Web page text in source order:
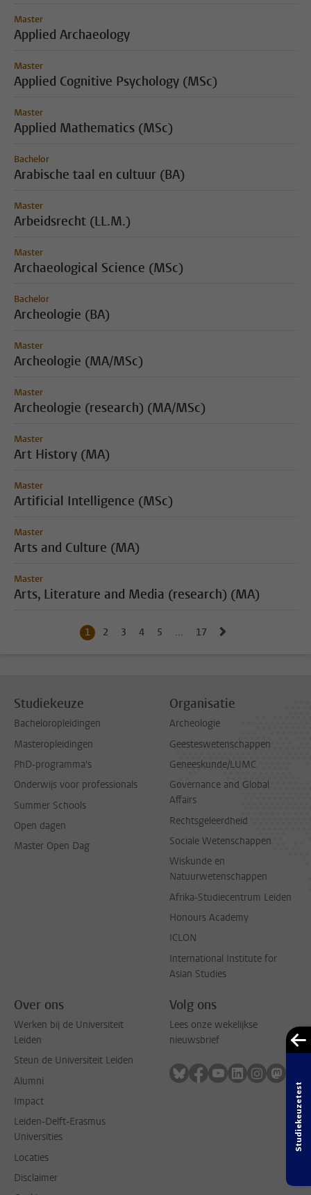
Master
Applied Archaeology
Master
Applied Cognitive Psychology (MSc)
Master
Applied Mathematics (MSc)
Bachelor
Arabische taal en cultuur (BA)
Master
Arbeidsrecht (LL.M.)
Master
Archaeological Science (MSc)
Bachelor
Archeologie (BA)
Master
Archeologie (MA/MSc)
Master
Archeologie (research) (MA/MSc)
Master
Art History (MA)
Master
Artificial Intelligence (MSc)
Master
Arts and Culture (MA)
Master
Arts, Literature and Media (research) (MA)
Huidige pagina, pagina
1 Naar pagina
2 Naar pagina
3 Naar pagina
4 Naar pagina
5 ... Naar laatste pagina,
17
Studiekeuze
Bacheloropleidingen
Masteropleidingen
PhD-programma's
Onderwijs voor professionals
Summer Schools
Open dagen
Master Open Dag
Organisatie
Archeologie
Geesteswetenschappen
Geneeskunde/LUMC
Governance and Global
Affairs
Rechtsgeleerdheid
Sociale Wetenschappen
Wiskunde en
Natuurwetenschappen
Afrika-Studiecentrum Leiden
Honours Academy
ICLON
International Institute for
Asian Studies
Over ons
Werken bij de Universiteit
Leiden
Steun de Universiteit Leiden
Alumni
Impact
Leiden-Delft-Erasmus
Universities
Locaties
Disclaimer
Volg ons
Lees onze wekelijkse
nieuwsbrief
Volg ons op bluesky
Volg ons op facebook
Volg ons op
Volg ons op
Volg ons
Volg
Studiekeuzetest